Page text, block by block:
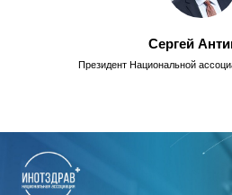
Сергей
Президент Национальной
+7 (3822)
Руководство
Направления
работы
Конференция